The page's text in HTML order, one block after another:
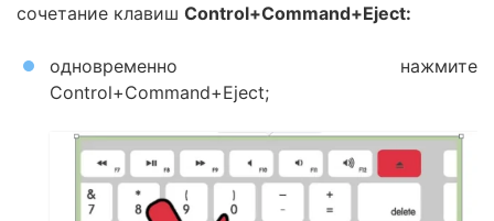
сочетание клавиш Control+Command+Eject:
одновременно нажмите
Control+Command+Eject;